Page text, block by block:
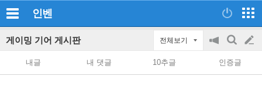
인벤
게이밍 기어 게시판 전체보기
공
on/off
검
색
글
쓰
내글 내 댓글 10추글 인증글